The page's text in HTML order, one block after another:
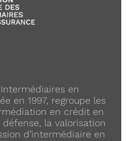
Intermédiaires en
en 1997, regroupe les
en crédit en
la valorisation
d’intermédiaire en